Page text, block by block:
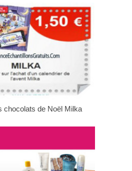
chocolats de Noël Milka